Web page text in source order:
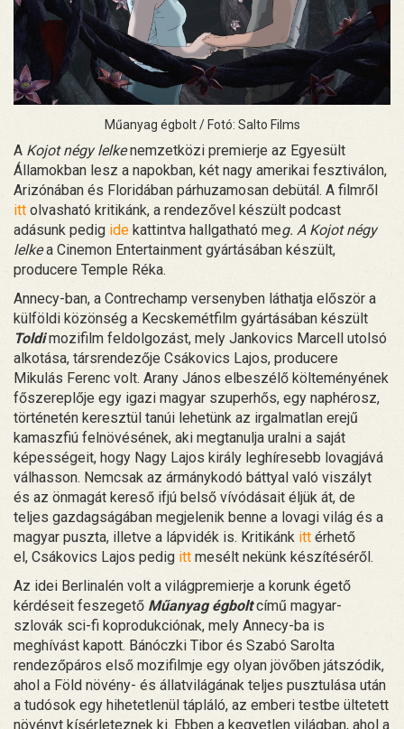
Műanyag égbolt / Fotó: Salto Films
A Kojot négy lelkenemzetközi premierje az Egyesült
Államokban lesz a napokban, két nagy amerikai fesztiválon,
Arizónában és Floridában párhuzamosan debütál. A filmről
itt olvasható kritikánk, a rendezővel készült podcast
adásunk pedig ide kattintva hallgatható meg. A Kojot négy
lelkea Cinemon Entertainment gyártásában készült,
producere Temple Réka.
Annecy-ban, a Contrechamp versenyben láthatja először a
külföldi közönség a Kecskemétfilm gyártásában készült
Toldi mozifilm feldolgozást, mely Jankovics Marcell utolsó
alkotása, társrendezője Csákovics Lajos, producere
Mikulás Ferenc volt. Arany János elbeszélő költeményének
főszereplője egy igazi magyar szuperhős, egy naphérosz,
történetén keresztül tanúi lehetünk az irgalmatlan erejű
kamaszfiú felnövésének, aki megtanulja uralni a saját
képességeit, hogy Nagy Lajos király leghíresebb lovagjává
válhasson. Nemcsak az ármánykodó báttyal való viszályt
és az önmagát kereső ifjú belső vívódásait éljük át, de
teljes gazdagságában megjelenik benne a lovagi világ és a
magyar puszta, illetve a lápvidék is. Kritikánk itt érhető
el, Csákovics Lajos pedig itt mesélt nekünk készítéséről.
Az idei Berlinalén volt a világpremierje a korunk égető
kérdéseit feszegető Műanyag égboltcímű magyar-
szlovák sci-fi koprodukciónak, mely Annecy-ba is
meghívást kapott. Bánóczki Tibor és Szabó Sarolta
rendezőpáros első mozifilmje egy olyan jövőben játszódik,
ahol a Föld növény- és állatvilágának teljes pusztulása után
a tudósok egy hihetetlenül tápláló, az emberi testbe ültetett
növényt kísérleteznek ki. Ebben a kegyetlen világban, ahol a